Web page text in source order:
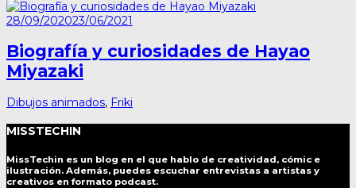
28/09/202023/06/2021
Biografía y curiosidades de Hayao
Miyazaki
Dibujos animados, Friki
MISSTECHIN
MissTechin es un blog en el que hablo de creatividad, cómic e
ilustración. Además, puedes escuchar entrevistas a artistas y
creativos en formato podcast.